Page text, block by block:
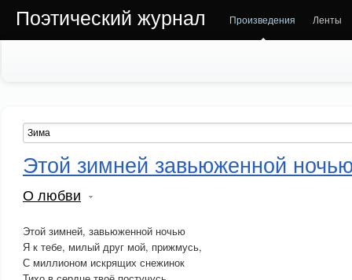
Поэтический журнал Произведения Ленты
Этой зимней завьюженной
О любви
Этой зимней, завьюженной ночью
Я к тебе, милый друг мой, прижмусь,
С миллионом искрящих снежинок